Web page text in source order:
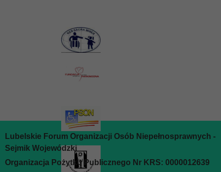
Lubelskie Forum Organizacji Osób Niepełnosprawnych -
Sejmik Wojewódzki
Organizacja Pożytku Publicznego Nr KRS: 0000012639